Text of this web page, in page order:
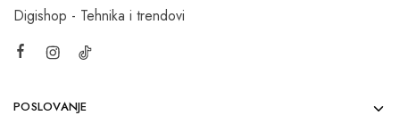
Digishop - Tehnika i trendovi
POSLOVANJE